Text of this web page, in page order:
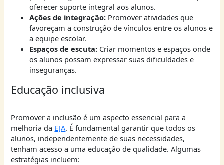
oferecer suporte integral aos alunos.
Ações de integração:Promover atividades que
favoreçam a construção de vínculos entre os alunos e
a equipe escolar.
Espaços de escuta:Criar momentos e espaços onde
os alunos possam expressar suas dificuldades e
inseguranças.
Educação inclusiva
Promover a inclusão é um aspecto essencial para a
melhoria da EJA. É fundamental garantir que todos os
alunos, independentemente de suas necessidades,
tenham acesso a uma educação de qualidade. Algumas
estratégias incluem: